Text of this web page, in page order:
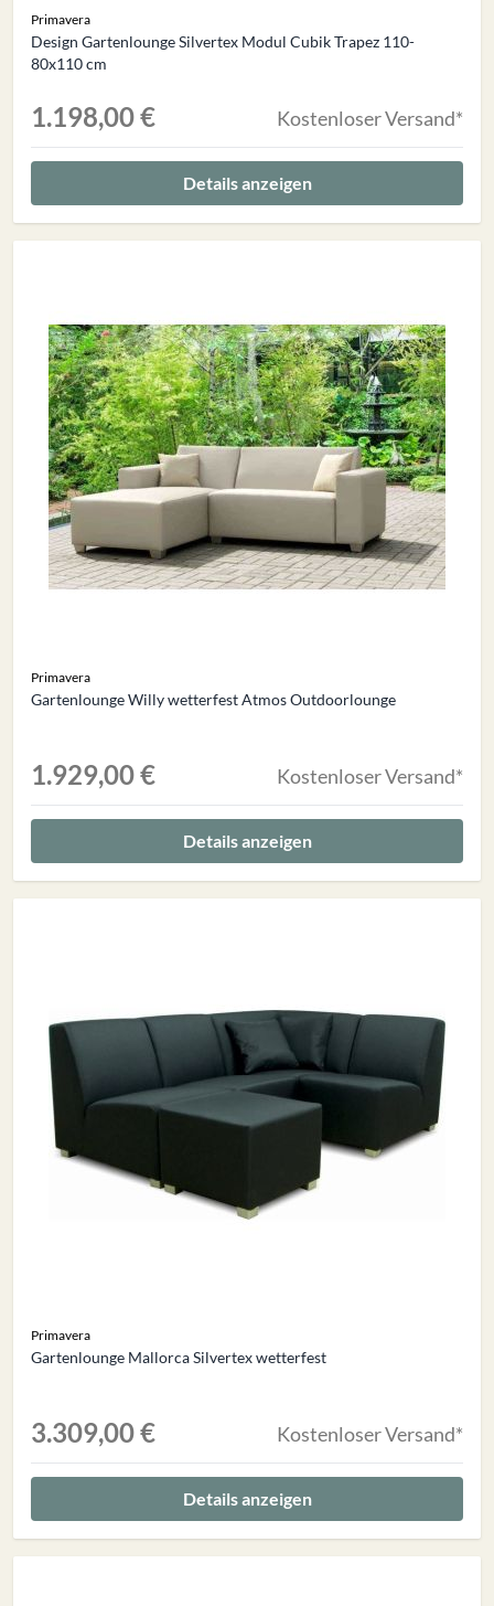
Primavera
Design Gartenlounge Silvertex Modul Cubik Trapez 110-
80x110 cm
1.198,00 € Kostenloser Versand*
Details anzeigen
Primavera
Gartenlounge Willy wetterfest Atmos Outdoorlounge
1.929,00 € Kostenloser Versand*
Details anzeigen
Primavera
Gartenlounge Mallorca Silvertex wetterfest
3.309,00 € Kostenloser Versand*
Details anzeigen